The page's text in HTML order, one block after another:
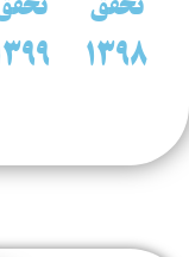
تحقق
1399